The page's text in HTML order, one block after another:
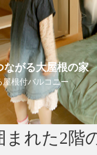
ながる大屋根の家
根付バルコニー
まれた2階